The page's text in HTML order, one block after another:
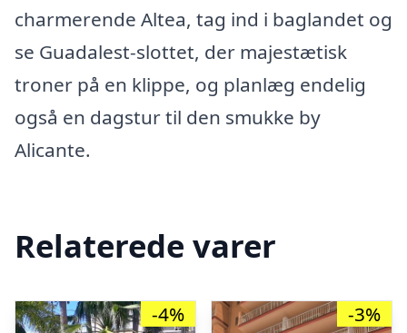
charmerende Altea, tag ind i baglandet og
se Guadalest-slottet, der majestætisk
troner på en klippe, og planlæg endelig
også en dagstur til den smukke by
Alicante.
Relaterede varer
-4% -3%